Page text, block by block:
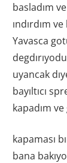
basladım
ındırdım
Yavasca
uyancak
bayıltıcı
kapadım
kapaması
bana